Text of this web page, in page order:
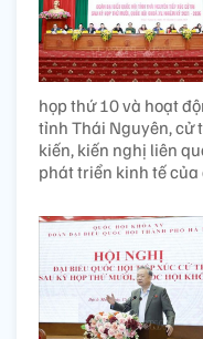
họp thứ 10 và hoạt
tỉnh Thái Nguyên, cử
kiến, kiến nghị liên
phát triển kinh tế